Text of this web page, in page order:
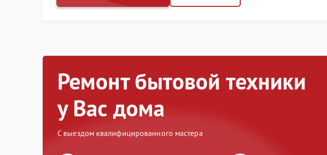
Ремонт бытовой техники
у Вас дома
С выездом квалифицированного мастера